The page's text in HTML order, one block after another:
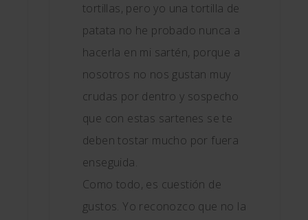
tortillas, pero yo una tortilla de
patata no he probado nunca a
hacerla en mi sartén, porque a
nosotros no nos gustan muy
crudas por dentro y sospecho
que con estas sartenes se te
deben tostar mucho por fuera
enseguida.
Como todo, es cuestión de
gustos. Yo reconozco que no la